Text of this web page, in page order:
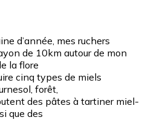
d’année, mes ruchers
de 10km autour de mon
la flore
cinq types de miels
forêt,
des pâtes à tartiner miel-
que des